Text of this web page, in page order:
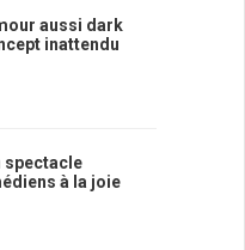
aussi dark
inattendu
spectacle
à la joie